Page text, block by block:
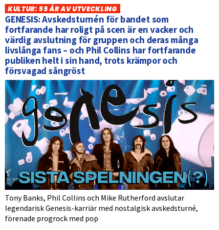
KULTUR: 55 ÅR AV UTVECKLING
GENESIS: Avskedsturnén för bandet som
fortfarande har roligt på scen är en vacker och
värdig avslutning för gruppen och deras många
livslånga fans – och Phil Collins har fortfarande
publiken helt i sin hand, trots krämpor och
försvagad sångröst
Tony Banks, Phil Collins och Mike Rutherford avslutar
legendarisk Genesis-karriär med nostalgisk avskedsturné,
förenade progrock med pop